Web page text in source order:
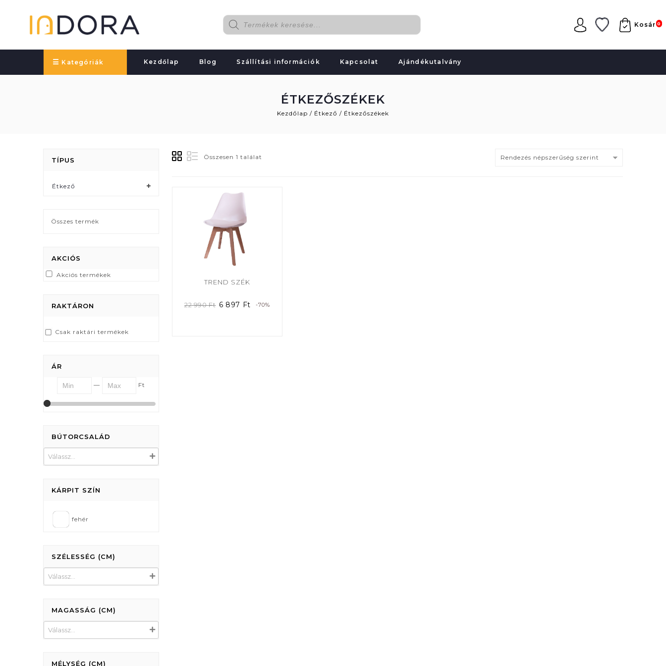
Kosár 0
Kategóriák Kezdőlap Blog Szállítási információk Kapcsolat Ajándékutalvány
ÉTKEZŐSZÉKEK
Kezdőlap / Étkező / Étkezőszékek
Összesen 1 találat Rendezés népszerűség szerint
TREND SZÉK
22 990Ft 6 897 Ft -70%
TÍPUS
Étkező
Összes termék
AKCIÓS
Akciós termékek
RAKTÁRON
Csak raktári termékek
ÁR
— Ft
BÚTORCSALÁD
KÁRPIT SZÍN
fehér
SZÉLESSÉG (CM)
MAGASSÁG (CM)
MÉLYSÉG (CM)